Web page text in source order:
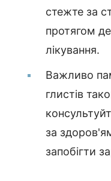
стежте за
протягом
лікування.
Важливо
глистів
за
запобігти